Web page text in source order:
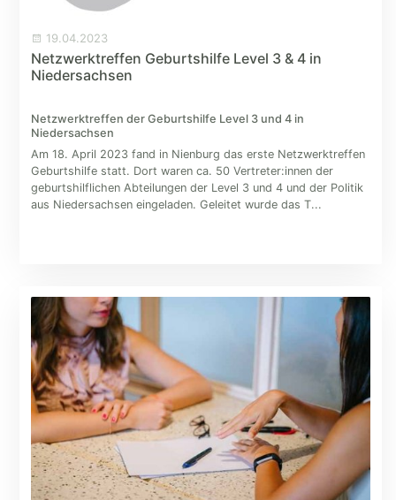
19.04.2023
Netzwerktreffen Geburtshilfe Level 3 & 4 in
Niedersachsen
Netzwerktreffen der Geburtshilfe Level 3 und 4 in
Niedersachsen
Am 18. April 2023 fand in Nienburg das erste Netzwerktreffen
Geburtshilfe statt. Dort waren ca. 50 Vertreter:innen der
geburtshilflichen Abteilungen der Level 3 und 4 und der Politik
aus Niedersachsen eingeladen. Geleitet wurde das T...